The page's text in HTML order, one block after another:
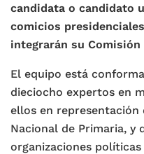
candidata o candidato
comicios
integrarán su
El equipo está
dieciocho expertos en
ellos en representación
Nacional de Primaria, y
organizaciones